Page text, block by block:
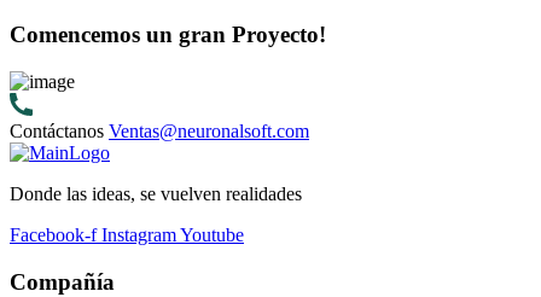
Comencemos un gran Proyecto!
Contáctanos Ventas@neuronalsoft.com
Donde las ideas, se vuelven realidades
Facebook-f InstagramYoutube
Compañía